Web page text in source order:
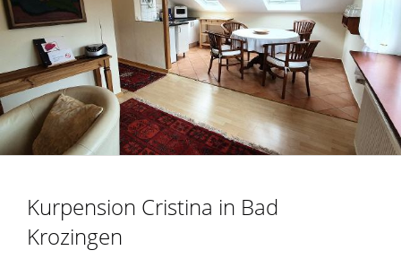
Kurpension Cristina in Bad
Krozingen